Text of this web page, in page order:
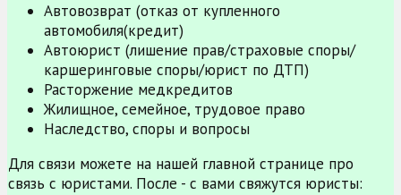
Автовозврат (отказ от купленного
автомобиля(кредит)
Автоюрист (лишение прав/страховые споры/
каршеринговые споры/юрист по ДТП)
Расторжение медкредитов
Жилищное, семейное, трудовое право
Наследство, споры и вопросы
Для связи можете на нашей главной странице про
связь с юристами. После - с вами свяжутся юристы: